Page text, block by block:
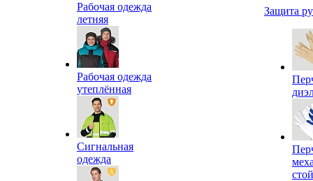
Рабочая одежда
летняя
Рабочая одежда
утеплённая
Сигнальная
одежда
Защита